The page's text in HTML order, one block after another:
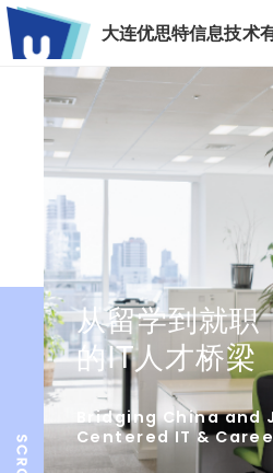
大连优思特信息技术
从留学到就职
的IT人才桥梁
Bridging China and
Centered IT &